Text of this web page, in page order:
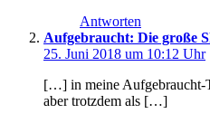
Antworten
Aufgebraucht: Die große
25. Juni 2018 um 10:12 Uhr
[…] in meine Aufgebraucht-
aber trotzdem als […]